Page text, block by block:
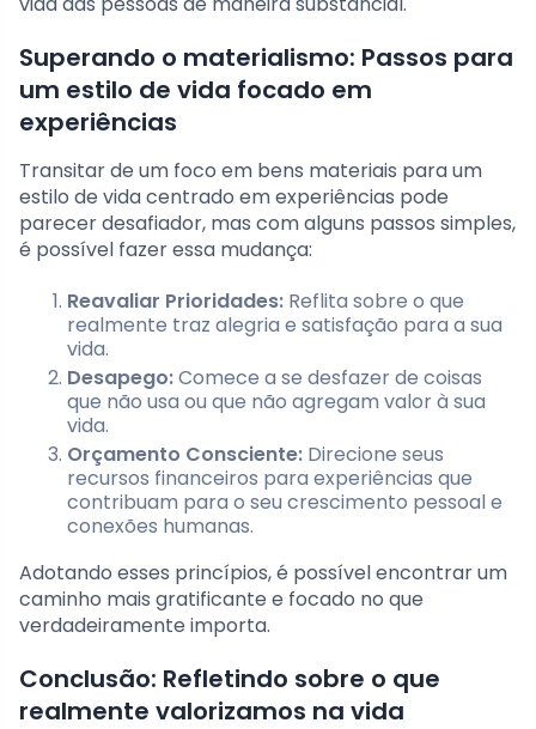
Superando o materialismo: Passos para
um estilo de vida focado em
experiências
Transitar de um foco em bens materiais para um
estilo de vida centrado em experiências pode
parecer desafiador, mas com alguns passos simples,
é possível fazer essa mudança:
Reavaliar Prioridades: Reflita sobre o que
realmente traz alegria e satisfação para a sua
vida.
Desapego:Comece a se desfazer de coisas
que não usa ou que não agregam valor à sua
vida.
Orçamento Consciente: Direcione seus
recursos financeiros para experiências que
contribuam para o seu crescimento pessoal e
conexões humanas.
Adotando esses princípios, é possível encontrar um
caminho mais gratificante e focado no que
verdadeiramente importa.
Conclusão: Refletindo sobre o que
realmente valorizamos na vida